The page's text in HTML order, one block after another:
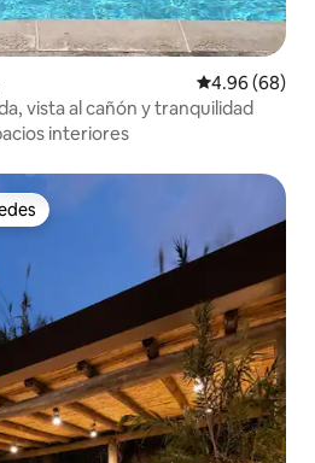
Calificación
4.96 (68)
vista al cañón y tranquilidad
interiores
entre huéspedes